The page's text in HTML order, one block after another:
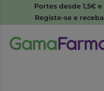
Portes desde 1,5€
Registe-se e